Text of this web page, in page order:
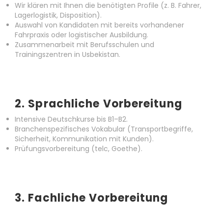
Wir klären mit Ihnen die benötigten Profile (z. B. Fahrer,
Lagerlogistik, Disposition).
Auswahl von Kandidaten mit bereits vorhandener
Fahrpraxis oder logistischer Ausbildung.
Zusammenarbeit mit Berufsschulen und
Trainingszentren in Usbekistan.
2. Sprachliche Vorbereitung
Intensive Deutschkurse bis B1–B2.
Branchenspezifisches Vokabular (Transportbegriffe,
Sicherheit, Kommunikation mit Kunden).
Prüfungsvorbereitung (telc, Goethe).
3. Fachliche Vorbereitung